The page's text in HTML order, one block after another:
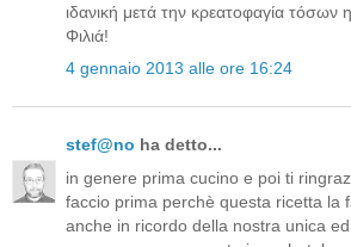
ιδανική μετά την κρεατοφαγία τόσων
Φιλιά!
4 gennaio 2013 alle ore 16:24
stef@no ha detto...
in genere prima cucino e poi ti
faccio prima perchè questa ricetta la
anche in ricordo della nostra unica